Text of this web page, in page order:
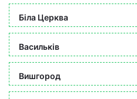
Біла Церква
Васильків
Вишгород